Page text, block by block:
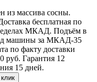
из массива сосны.
бесплатная по
МКАД. Подъём в
машины за МКАД-35
по факту доставки
руб. Гарантия 12
15 дней.